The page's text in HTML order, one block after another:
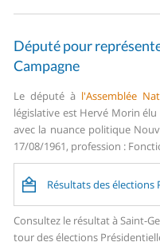
Député pour
Campagne
Le député à l'Assemblée
législative est Hervé Morin
avec la nuance politique
17/08/1961, profession :
Résultats des élections
Consultez le résultat à Saint-
tour des élections